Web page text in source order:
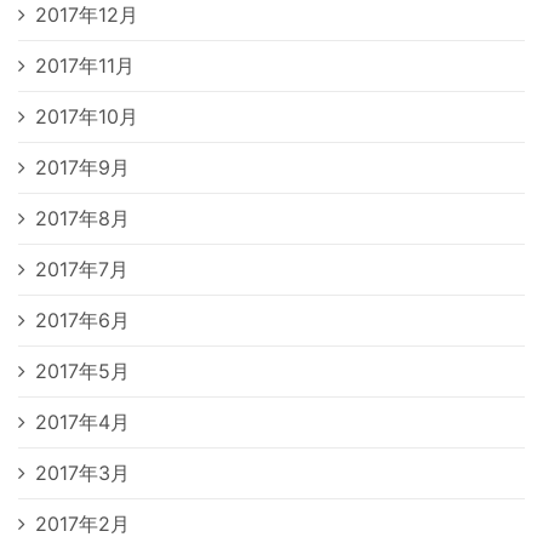
2017年12月
2017年11月
2017年10月
2017年9月
2017年8月
2017年7月
2017年6月
2017年5月
2017年4月
2017年3月
2017年2月